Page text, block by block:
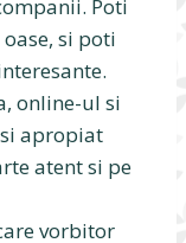
Poti
si poti
online-ul si
apropiat
atent si pe
vorbitor